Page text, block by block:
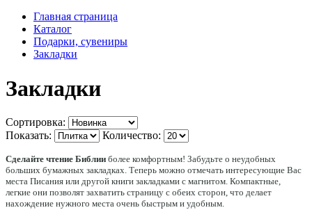
Главная страница
Каталог
Подарки, сувениры
Закладки
Закладки
Сортировка:
Показать:
Количество:
Сделайте чтение Библии более комфортным! Забудьте о неудобных
больших бумажных закладках. Теперь можно отмечать интересующие Вас
места Писания или другой книги закладками с магнитом. Компактные,
легкие они позволят захватить страницу с обеих сторон, что делает
нахождение нужного места очень быстрым и удобным.